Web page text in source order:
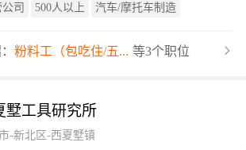
公司 500人以上 汽车/摩托车制造
粉料工（包吃住/五... 等3个职位
墅工具研究所
-新北区-西夏墅镇